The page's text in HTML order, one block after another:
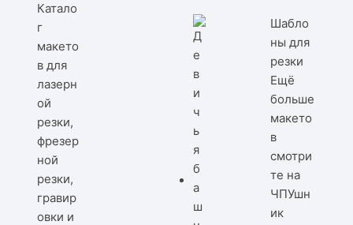
Катало
г
макето
в для
лазерн
ой
резки,
фрезер
ной
резки,
гравир
овки и
Шабло
ны для
резки
Ещё
больше
макето
в
смотри
те на
ЧПУшн
ик